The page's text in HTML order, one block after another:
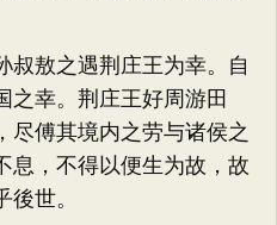
敖之遇荆庄王为幸。自
之幸。荆庄王好周游田
尽傅其境内之劳与诸侯之
息，不得以便生为故，故
世。